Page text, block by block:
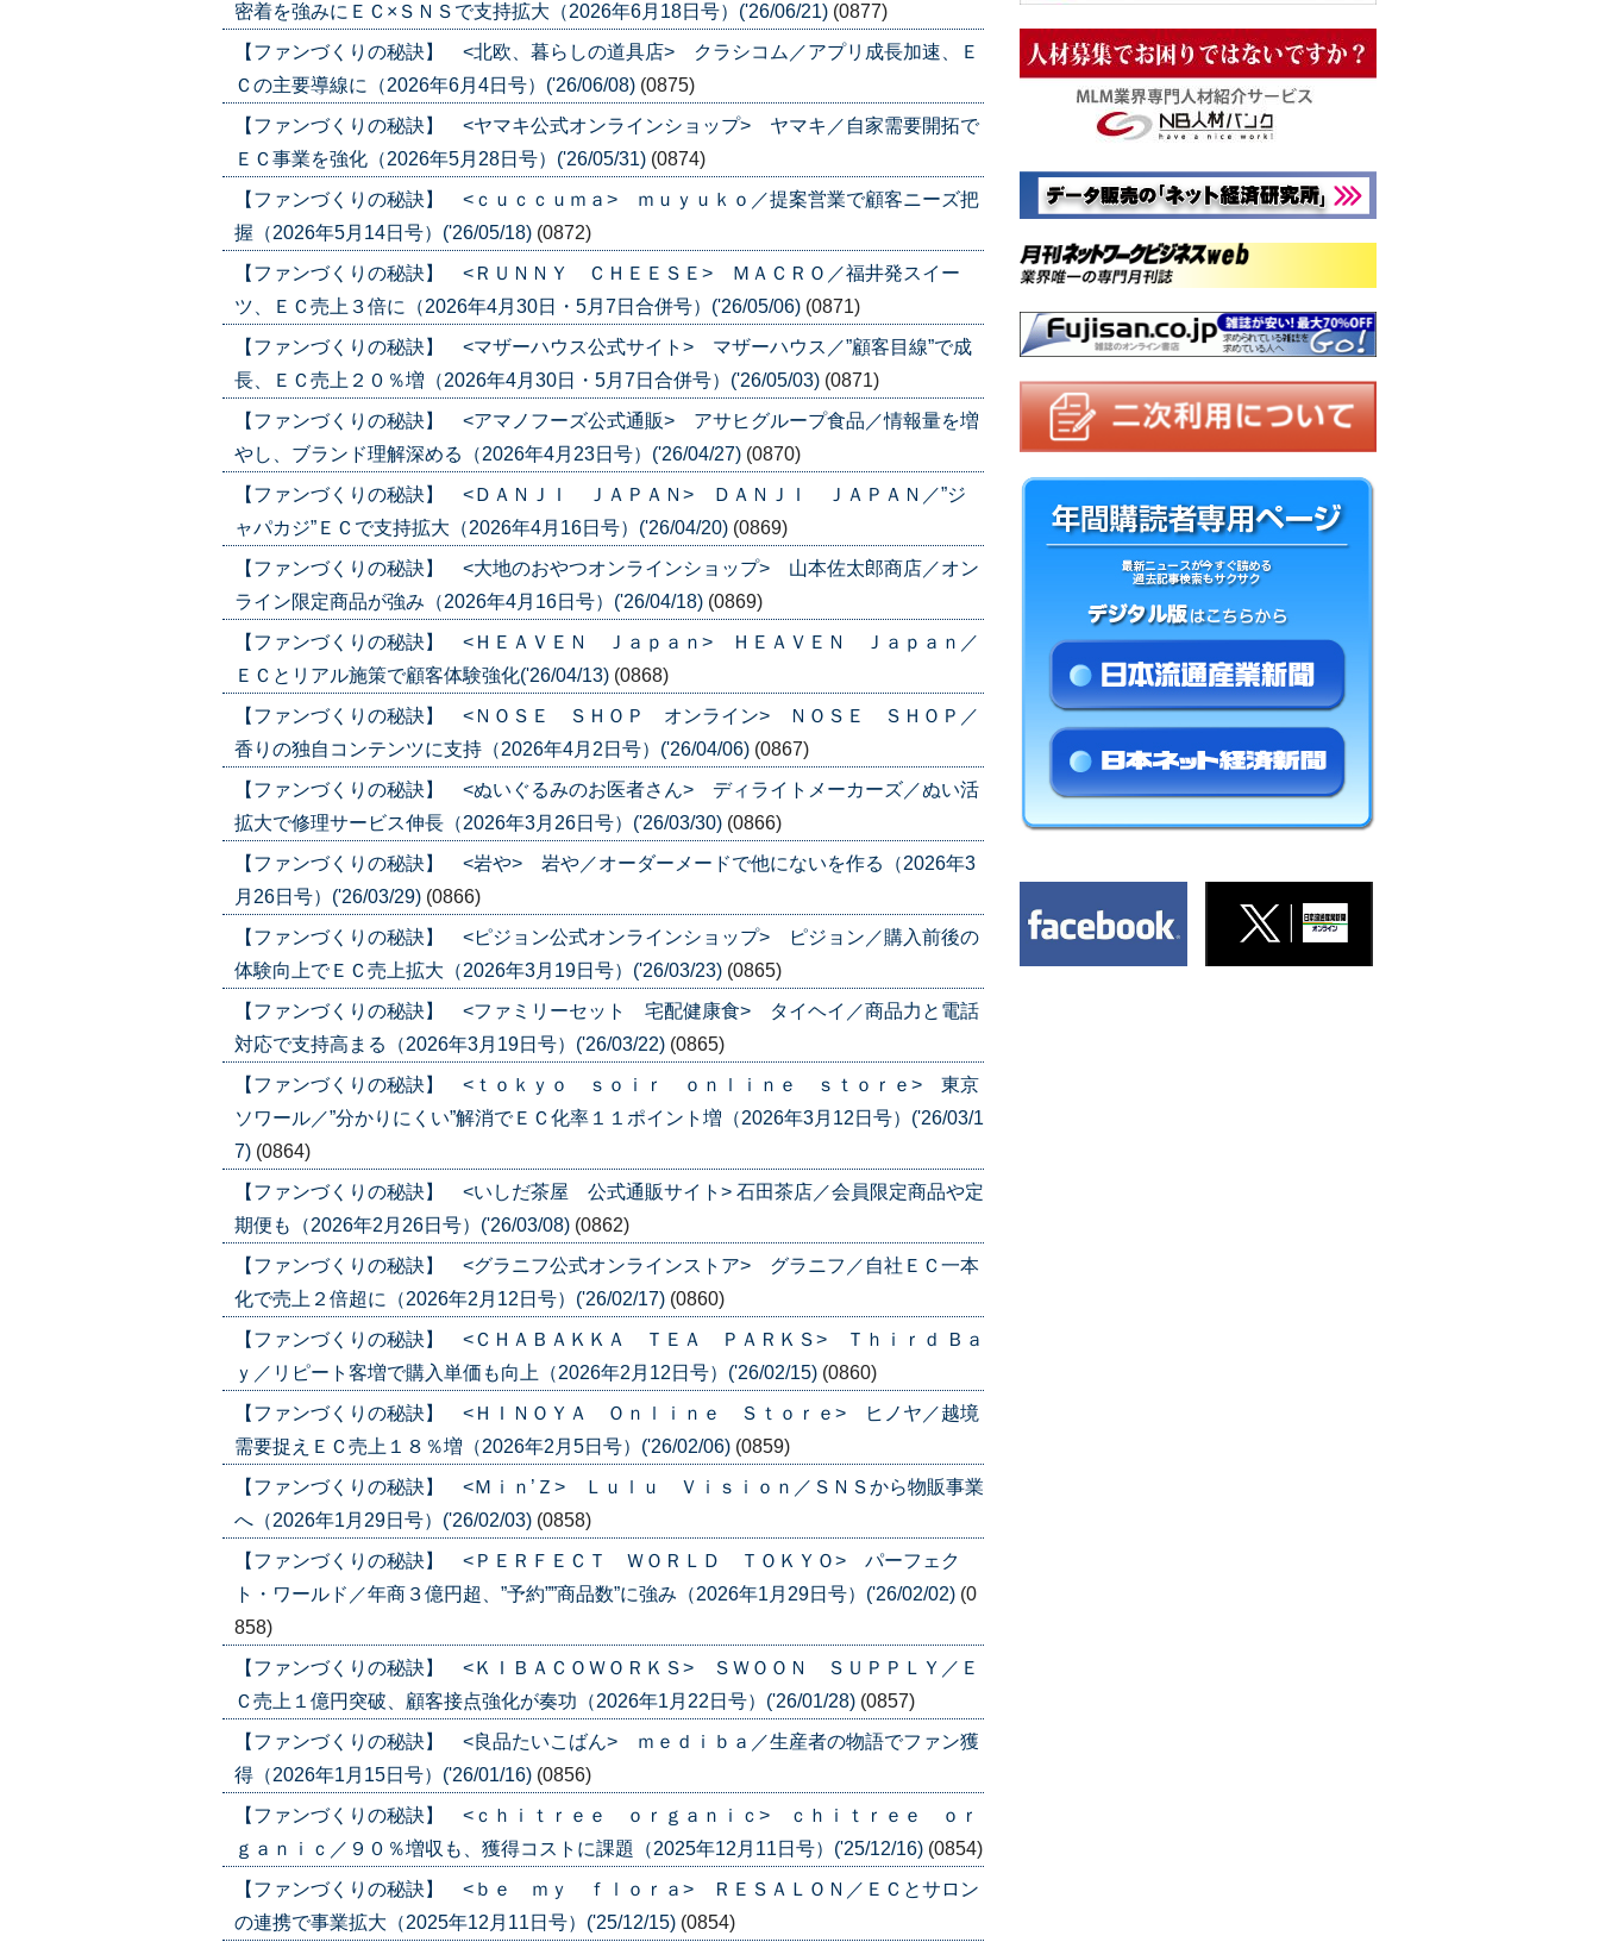
密着を強みにＥＣ×ＳＮＳで支持拡大（2026年6月18日号）('26/06/21) (0877)
【ファンづくりの秘訣】 <北欧、暮らしの道具店> クラシコム／アプリ成長加速、Ｅ
Ｃの主要導線に（2026年6月4日号）('26/06/08) (0875)
【ファンづくりの秘訣】 <ヤマキ公式オンラインショップ> ヤマキ／自家需要開拓で
ＥＣ事業を強化（2026年5月28日号）('26/05/31) (0874)
【ファンづくりの秘訣】 <ｃｕｃｃｕｍａ> ｍｕｙｕｋｏ／提案営業で顧客ニーズ把
握（2026年5月14日号）('26/05/18) (0872)
【ファンづくりの秘訣】 <ＲＵＮＮＹ ＣＨＥＥＳＥ> ＭＡＣＲＯ／福井発スイー
ツ、ＥＣ売上３倍に（2026年4月30日・5月7日合併号）('26/05/06) (0871)
【ファンづくりの秘訣】 <マザーハウス公式サイト> マザーハウス／”顧客目線”で成
長、ＥＣ売上２０％増（2026年4月30日・5月7日合併号）('26/05/03) (0871)
【ファンづくりの秘訣】 <アマノフーズ公式通販> アサヒグループ食品／情報量を増
やし、ブランド理解深める（2026年4月23日号）('26/04/27) (0870)
【ファンづくりの秘訣】 <ＤＡＮＪＩ ＪＡＰＡＮ> ＤＡＮＪＩ ＪＡＰＡＮ／”ジ
ャパカジ”ＥＣで支持拡大（2026年4月16日号）('26/04/20) (0869)
【ファンづくりの秘訣】 <大地のおやつオンラインショップ> 山本佐太郎商店／オン
ライン限定商品が強み（2026年4月16日号）('26/04/18) (0869)
【ファンづくりの秘訣】 <ＨＥＡＶＥＮ Ｊａｐａｎ> ＨＥＡＶＥＮ Ｊａｐａｎ／
ＥＣとリアル施策で顧客体験強化('26/04/13) (0868)
【ファンづくりの秘訣】 <ＮＯＳＥ ＳＨＯＰ オンライン> ＮＯＳＥ ＳＨＯＰ／
香りの独自コンテンツに支持（2026年4月2日号）('26/04/06) (0867)
【ファンづくりの秘訣】 <ぬいぐるみのお医者さん> ディライトメーカーズ／ぬい活
拡大で修理サービス伸長（2026年3月26日号）('26/03/30) (0866)
【ファンづくりの秘訣】 <岩や> 岩や／オーダーメードで他にないを作る（2026年3
月26日号）('26/03/29) (0866)
【ファンづくりの秘訣】 <ピジョン公式オンラインショップ> ピジョン／購入前後の
体験向上でＥＣ売上拡大（2026年3月19日号）('26/03/23) (0865)
【ファンづくりの秘訣】 <ファミリーセット 宅配健康食> タイヘイ／商品力と電話
対応で支持高まる（2026年3月19日号）('26/03/22) (0865)
【ファンづくりの秘訣】 <ｔｏｋｙｏ ｓｏｉｒ ｏｎｌｉｎｅ ｓｔｏｒｅ> 東京
ソワール／”分かりにくい”解消でＥＣ化率１１ポイント増（2026年3月12日号）('26/03/1
7) (0864)
【ファンづくりの秘訣】 <いしだ茶屋 公式通販サイト> 石田茶店／会員限定商品や定
期便も（2026年2月26日号）('26/03/08) (0862)
【ファンづくりの秘訣】 <グラニフ公式オンラインストア> グラニフ／自社ＥＣ一本
化で売上２倍超に（2026年2月12日号）('26/02/17) (0860)
【ファンづくりの秘訣】 <ＣＨＡＢＡＫＫＡ ＴＥＡ ＰＡＲＫＳ> Ｔｈｉｒｄ Ｂａ
ｙ／リピート客増で購入単価も向上（2026年2月12日号）('26/02/15) (0860)
【ファンづくりの秘訣】 <ＨＩＮＯＹＡ Ｏｎｌｉｎｅ Ｓｔｏｒｅ> ヒノヤ／越境
需要捉えＥＣ売上１８％増（2026年2月5日号）('26/02/06) (0859)
【ファンづくりの秘訣】 <Ｍｉｎ’Ｚ> Ｌｕｌｕ Ｖｉｓｉｏｎ／ＳＮＳから物販事業
へ（2026年1月29日号）('26/02/03) (0858)
【ファンづくりの秘訣】 <ＰＥＲＦＥＣＴ ＷＯＲＬＤ ＴＯＫＹＯ> パーフェク
ト・ワールド／年商３億円超、”予約””商品数”に強み（2026年1月29日号）('26/02/02) (0
858)
【ファンづくりの秘訣】 <ＫＩＢＡＣＯＷＯＲＫＳ> ＳＷＯＯＮ ＳＵＰＰＬＹ／Ｅ
Ｃ売上１億円突破、顧客接点強化が奏功（2026年1月22日号）('26/01/28) (0857)
【ファンづくりの秘訣】 <良品たいこばん> ｍｅｄｉｂａ／生産者の物語でファン獲
得（2026年1月15日号）('26/01/16) (0856)
【ファンづくりの秘訣】 <ｃｈｉｔｒｅｅ ｏｒｇａｎｉｃ> ｃｈｉｔｒｅｅ ｏｒ
ｇａｎｉｃ／９０％増収も、獲得コストに課題（2025年12月11日号）('25/12/16) (0854)
【ファンづくりの秘訣】 <ｂｅ ｍｙ ｆｌｏｒａ> ＲＥＳＡＬＯＮ／ＥＣとサロン
の連携で事業拡大（2025年12月11日号）('25/12/15) (0854)